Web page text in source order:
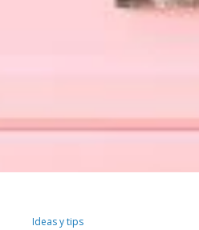
Ideas y tips